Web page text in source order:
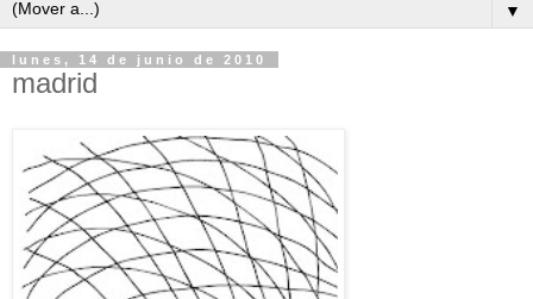
▼
lunes, 14 de junio de 2010
madrid